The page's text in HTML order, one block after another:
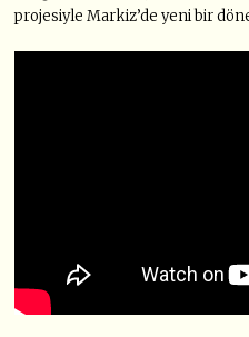
projesiyle Markiz’de yeni bir